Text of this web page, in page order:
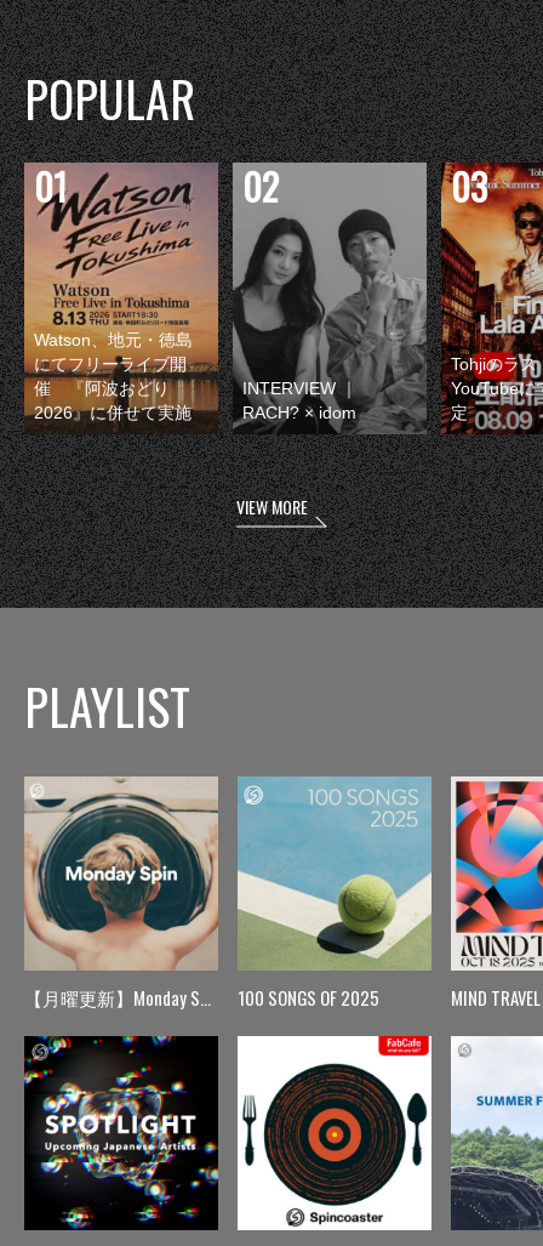
POPULAR
Watson、地元・徳島
にてフリーライブ開
催 『阿波おどり
2026』に併せて実施
INTERVIEW ｜
RACH? × idom
Tohjiのラス
YouTubeに
定
VIEW MORE
PLAYLIST
【月曜更新】Monday Spin 100 SONGS OF 2025 MIND TRAVEL